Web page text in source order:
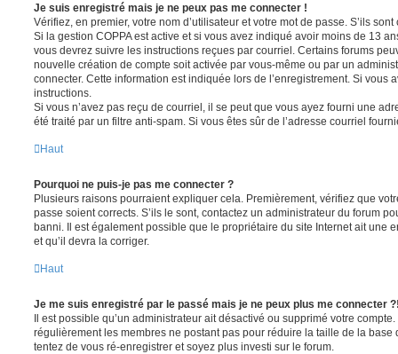
Je suis enregistré mais je ne peux pas me connecter !
Vérifiez, en premier, votre nom d’utilisateur et votre mot de passe. S’ils
Si la gestion COPPA est active et si vous avez indiqué avoir moins de 13
vous devrez suivre les instructions reçues par courriel. Certains forums
nouvelle création de compte soit activée par vous-même ou par un
connecter. Cette information est indiquée lors de l’enregistrement. Si vous
instructions.
Si vous n’avez pas reçu de courriel, il se peut que vous ayez fourni une
été traité par un filtre anti-spam. Si vous êtes sûr de l’adresse courriel
Haut
Pourquoi ne puis-je pas me connecter ?
Plusieurs raisons pourraient expliquer cela. Premièrement, vérifiez que
passe soient corrects. S’ils le sont, contactez un administrateur du forum
banni. Il est également possible que le propriétaire du site Internet ait une
et qu’il devra la corriger.
Haut
Je me suis enregistré par le passé mais je ne peux plus me connecter
Il est possible qu’un administrateur ait désactivé ou supprimé votre
régulièrement les membres ne postant pas pour réduire la taille de la base
tentez de vous ré-enregistrer et soyez plus investi sur le forum.